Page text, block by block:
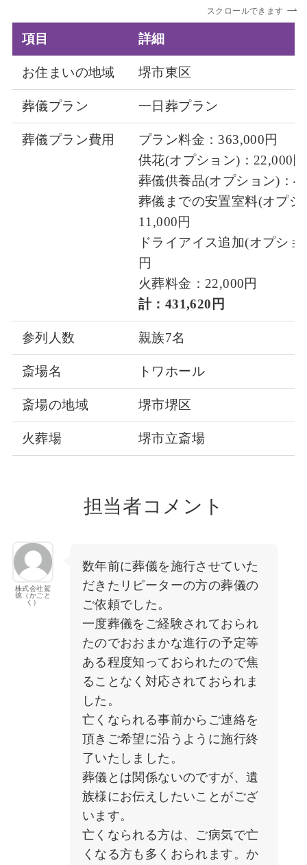
スクロールできます
項目 詳細
お住まいの地域 堺市東区
葬儀プラン 一日葬プラン
葬儀プラン費用
プラン料金：363,000円
供花(オプション)：22,000円
葬儀供養品(オプション)：
葬儀までの安置室料(オプシ
11,000円
ドライアイス追加(オプショ
円
火葬料金：22,000円
計：431,620円
参列人数 親族7名
斎場名 トワホール
斎場の地域 堺市堺区
火葬場 堺市立斎場
担当者コメント
株式会社駕
徳（かごと
く）
数年前に葬儀を施行させていた
だきたリピーターの方の葬儀の
ご依頼でした。
一度葬儀をご経験されておられ
たのでおおまかな進行の予定等
ある程度知っておられたので焦
ることなく対応されておられま
した。
亡くなられる事前からご連絡を
頂きご希望に沿うように施行終
了いたしました。
葬儀とは関係ないのですが、遺
族様にお伝えしたいことがござ
います。
亡くなられる方は、ご病気で亡
くなる方も多くおられます。か